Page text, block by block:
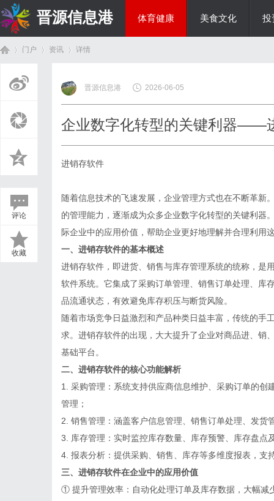
晋源信息港 体育健康 美食文化 投
门户 资讯
›
详情
评论
收藏
晋源信息港 2026-06-05
企业数字化转型的关键利器——
进销存软件
随着信息技术的飞速发展，企业管理方式也在不断革新
的管理能力，逐渐成为众多企业数字化转型的关键利器
际企业中的应用价值，帮助企业更好地理解并合理利用
一、进销存软件的基本概述
进销存软件，即进货、销售与库存管理系统的统称，是
软件系统。它集成了采购订单管理、销售订单处理、库
品流通状态，有效避免库存积压与断货风险。
随着市场竞争日益激烈和产品种类日益丰富，传统的手
求。进销存软件的出现，大大提升了企业对商品进、销
基础平台。
二、进销存软件的核心功能解析
1. 采购管理 ：系统支持供应商信息维护、采购订单的
管理；
2. 销售管理 ：涵盖客户信息管理、销售订单处理、发
3.
库存管理 ：实时监控库存数量、库存预警、库存盘
4. 报表分析 ：提供采购、销售、库存等多维度报表，
三、进销存软件在企业中的应用价值
① 提升管理效率 ：自动化处理订单及库存数据，大幅